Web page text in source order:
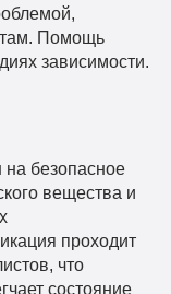
Помощь
зависимости.
безопасное
вещества и
проходит
что
состояние